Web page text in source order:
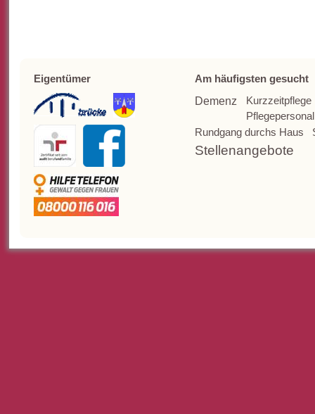
Eigentümer
Am häufigsten gesucht
Demenz
Kurzzeitpflege
Pflegepersonal
Rundgang durchs Haus
Stellenangebote